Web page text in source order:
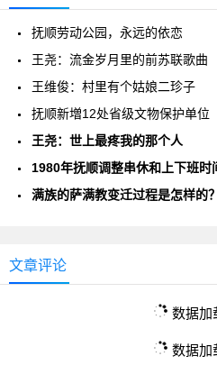
抚顺劳动公园，永远的依恋
王尧：流金岁月里的前苏联歌曲
王维俊：村里有个姑娘二珍子
抚顺新増12处省级文物保护单位
王尧：世上最疼我的那个人
1980年抚顺调整串休和上下班时
满族的萨满教变迁过程是怎样的？
文章评论
数据加
数据加